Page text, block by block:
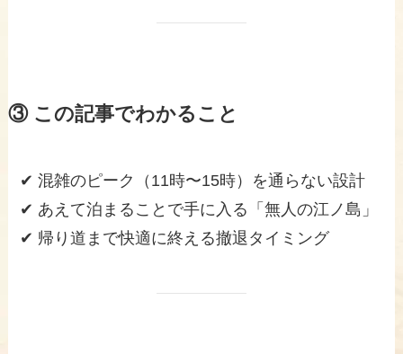
③ この記事でわかること
✔ 混雑のピーク（11時〜15時）を通らない設計
✔ あえて泊まることで手に入る「無人の江ノ島」
✔ 帰り道まで快適に終える撤退タイミング